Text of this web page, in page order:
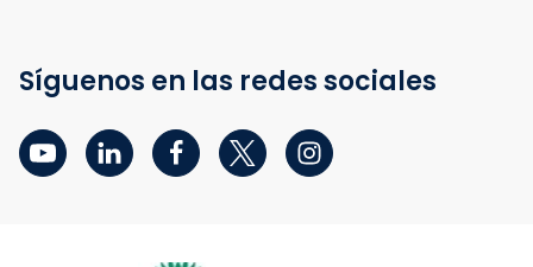
Síguenos en las redes sociales